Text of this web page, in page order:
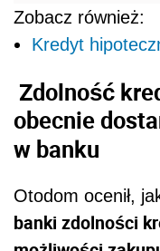
Zobacz również:
Kredyt
Zdolność
obecnie
w banku
Otodom ocenił,
banki zdolności